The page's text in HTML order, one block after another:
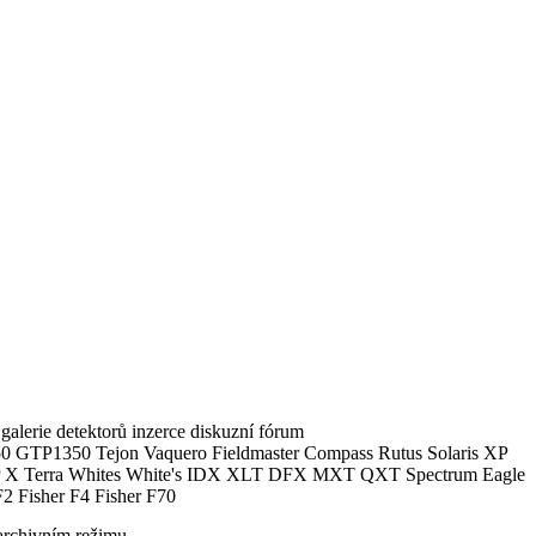
detektorů inzerce diskuzní fórum
Tejon Vaquero Fieldmaster Compass Rutus Solaris XP
Terra Whites White's IDX XLT DFX MXT QXT Spectrum Eagle
Fisher F4 Fisher F70